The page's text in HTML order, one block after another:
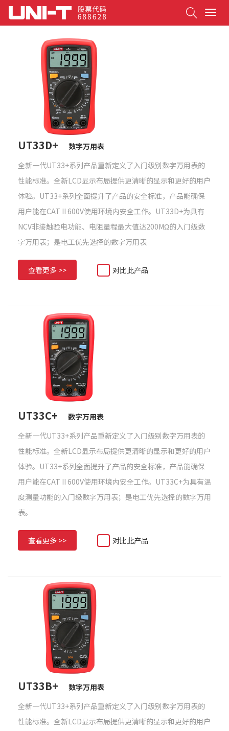
T
o
UT33D+
数字万用表
全新一代UT33+系列产品重新定义了入门级别数字万用表的
性能标准。全新LCD显示布局提供更清晰的显示和更好的用户
体验。UT33+系列全面提升了产品的安全标准，产品能确保
用户能在CAT II 600V使用环境内安全工作。UT33D+为具有
NCV非接触验电功能、电阻量程最大值达200MΩ的入门级数
字万用表；是电工优先选择的数字万用表
查看更多 >> 对比此产品
UT33C+
数字万用表
全新一代UT33+系列产品重新定义了入门级别数字万用表的
性能标准。全新LCD显示布局提供更清晰的显示和更好的用户
体验。UT33+系列全面提升了产品的安全标准，产品能确保
用户能在CAT II 600V使用环境内安全工作。UT33C+为具有温
度测量功能的入门级数字万用表；是电工优先选择的数字万用
表。
查看更多 >> 对比此产品
UT33B+
数字万用表
全新一代UT33+系列产品重新定义了入门级别数字万用表的
性能标准。全新LCD显示布局提供更清晰的显示和更好的用户